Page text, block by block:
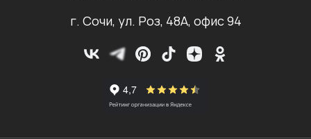
г. Сочи, ул. Роз, 48А, офис 94